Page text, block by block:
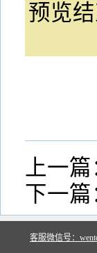
预览
上一篇
下一篇
客服微信号：